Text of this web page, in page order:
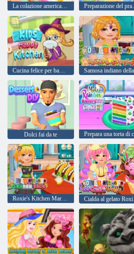
Preparazione del pranzo delle suore
Dolci fai da te
Roxie's Kitchen Martedì Taco